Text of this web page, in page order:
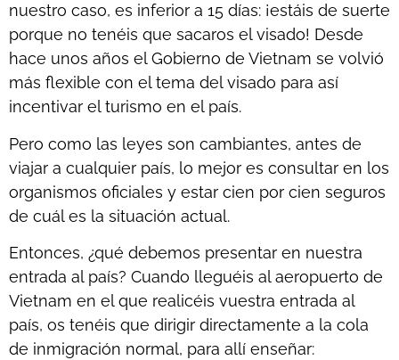
nuestro caso, es inferior a 15 días: ¡estáis de suerte
porque no tenéis que sacaros el visado! Desde
hace unos años el Gobierno de Vietnam se volvió
más flexible con el tema del visado para así
incentivar el turismo en el país.
Pero como las leyes son cambiantes, antes de
viajar a cualquier país, lo mejor es consultar en los
organismos oficiales y estar cien por cien seguros
de cuál es la situación actual.
Entonces, ¿qué debemos presentar en nuestra
entrada al país? Cuando lleguéis al aeropuerto de
Vietnam en el que realicéis vuestra entrada al
país, os tenéis que dirigir directamente a la cola
de inmigración normal, para allí enseñar: